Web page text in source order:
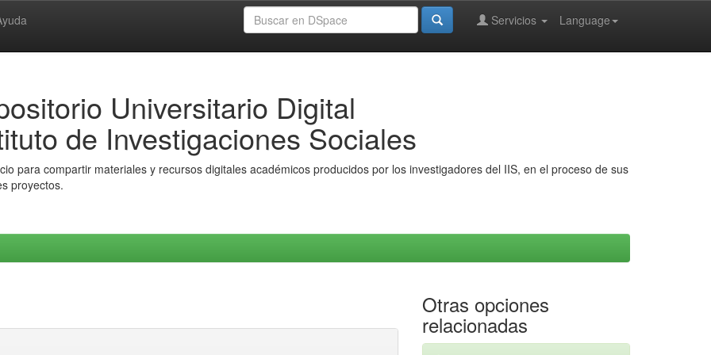
Language
Servicios
Universitario Digital
de Investigaciones Sociales
para compartir materiales y recursos digitales académicos producidos por los investigadores del IIS, en el proceso de sus
proyectos.
Otras opciones
relacionadas